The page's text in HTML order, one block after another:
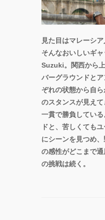
見た目はマレーシ
そんなおいしいギ
Suzuki。関西から
バーグラウンドと
ぞれの状態から自
のスタンスが見え
一貫で勝負してい
ドと、苦しくても
にシーンを見つめ
の感性がどこまで
の挑戦は続く。